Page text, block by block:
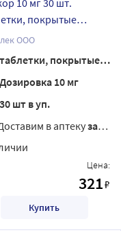
покрытые
оболочкой
ООО
таблетки, покрытые пленочной оболочкой
Дозировка 10 мг
30 шт в уп.
в аптекузавтра
Цена:
321₽
Купить